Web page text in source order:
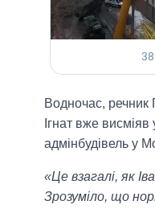
Водночас,
Ігнат вже
адмінбудівель у
«Це взагалі, як
Зрозуміло, що